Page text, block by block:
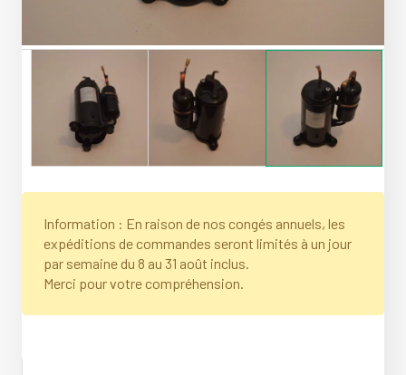
Information : En raison de nos congés annuels, les
expéditions de commandes seront limités à un jour
par semaine du 8 au 31 août inclus.
Merci pour votre compréhension.